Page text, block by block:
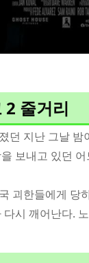
2 줄거리
던 지난 그날
보내고 있던
괴한들에게 당
시 깨어난다.